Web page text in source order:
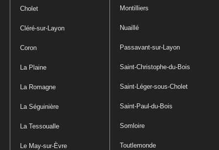
Cholet
Cléré-sur-Layon
Coron
La Plaine
La Romagne
La Séguinière
La Tessoualle
Le May-sur-Èvre
Montilliers
Nuaillé
Passavant-sur-Layon
Saint-Christophe-du-Bois
Saint-Léger-sous-Cholet
Saint-Paul-du-Bois
Somloire
Toutlemonde